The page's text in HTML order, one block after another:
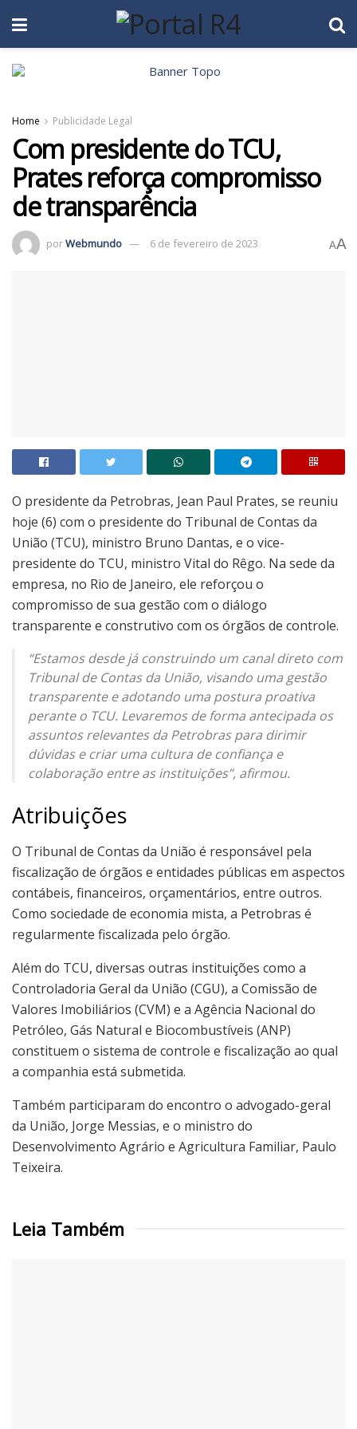
Home Publicidade Legal
Com presidente do TCU,
Prates reforça compromisso
de transparência
porWebmundo 6 de fevereiro de 2023 AA
O presidente da Petrobras, Jean Paul Prates, se reuniu
hoje (6) com o presidente do Tribunal de Contas da
União (TCU), ministro Bruno Dantas, e o vice-
presidente do TCU, ministro Vital do Rêgo. Na sede da
empresa, no Rio de Janeiro, ele reforçou o
compromisso de sua gestão com o diálogo
transparente e construtivo com os órgãos de controle.
“Estamos desde já construindo um canal direto com
Tribunal de Contas da União, visando uma gestão
transparente e adotando uma postura proativa
perante o TCU. Levaremos de forma antecipada os
assuntos relevantes da Petrobras para dirimir
dúvidas e criar uma cultura de confiança e
colaboração entre as instituições”, afirmou.
Atribuições
O Tribunal de Contas da União é responsável pela
fiscalização de órgãos e entidades públicas em aspectos
contábeis, financeiros, orçamentários, entre outros.
Como sociedade de economia mista, a Petrobras é
regularmente fiscalizada pelo órgão.
Além do TCU, diversas outras instituições como a
Controladoria Geral da União (CGU), a Comissão de
Valores Imobiliários (CVM) e a Agência Nacional do
Petróleo, Gás Natural e Biocombustíveis (ANP)
constituem o sistema de controle e fiscalização ao qual
a companhia está submetida.
Também participaram do encontro o advogado-geral
da União, Jorge Messias, e o ministro do
Desenvolvimento Agrário e Agricultura Familiar, Paulo
Teixeira.
Leia Também